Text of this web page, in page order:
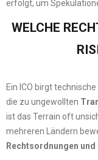
erfolgt, um
WELCHE
Ein ICO birgt
die zu ungewollten
ist das Terrain oft
mehreren Ländern
Rechtsordnungen und